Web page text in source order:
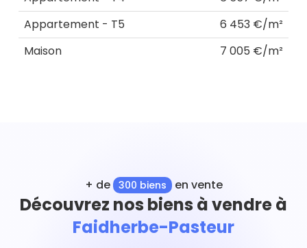
Appartement - T5
6 453 €/m²
Maison
7 005 €/m²
+ de 300 biens en vente
Découvrez nos biens à vendre à
Faidherbe-Pasteur